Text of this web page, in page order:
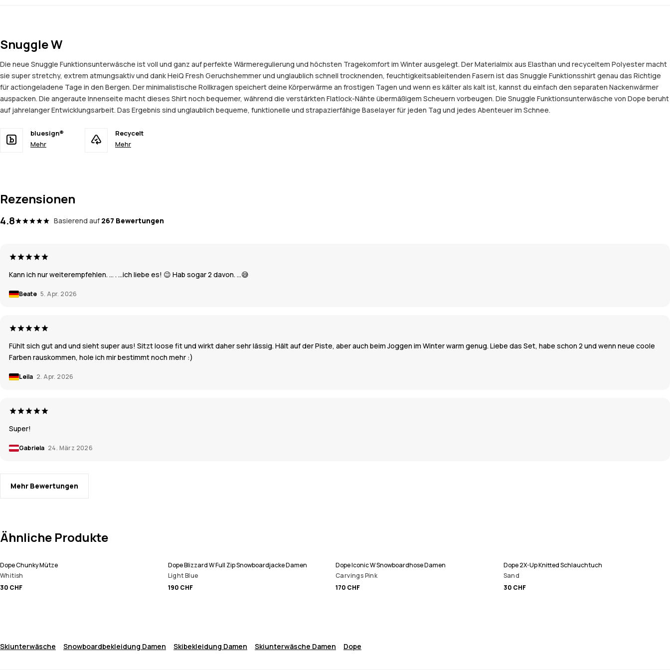
Snuggle W
Die neue Snuggle Funktionsunterwäsche ist voll und ganz auf perfekte Wärmeregulierung und höchsten Tragekomfort im Winter ausgelegt. Der Materialmix aus Elasthan und recyceltem Polyester macht
sie super stretchy, extrem atmungsaktiv und dank HeiQ Fresh Geruchshemmer und unglaublich schnell trocknenden, feuchtigkeitsableitenden Fasern ist das Snuggle Funktionsshirt genau das Richtige
für actiongeladene Tage in den Bergen. Der minimalistische Rollkragen speichert deine Körperwärme an frostigen Tagen und wenn es kälter als kalt ist, kannst du einfach den separaten Nackenwärmer
auspacken. Die angeraute Innenseite macht dieses Shirt noch bequemer, während die verstärkten Flatlock-Nähte übermäßigem Scheuern vorbeugen. Die Snuggle Funktionsunterwäsche von Dope beruht
auf jahrelanger Entwicklungsarbeit. Das Ergebnis sind unglaublich bequeme, funktionelle und strapazierfähige Baselayer für jeden Tag und jedes Abenteuer im Schnee.
bluesign®
Mehr
Recycelt
Mehr
Rezensionen
4.8 Basierend auf 267 Bewertungen
Kann ich nur weiterempfehlen. … . …ich liebe es! 😉 Hab sogar 2 davon. …😅
Beate 5. Apr. 2026
Fühlt sich gut and und sieht super aus! Sitzt loose fit und wirkt daher sehr lässig. Hält auf der Piste, aber auch beim Joggen im Winter warm genug. Liebe das Set, habe schon 2 und wenn neue coole
Farben rauskommen, hole ich mir bestimmt noch mehr :)
Leila 2. Apr. 2026
Super!
Gabriela 24. März 2026
Mehr Bewertungen
Ähnliche Produkte
Dope Chunky Mütze
Whitish
30 CHF
Dope Blizzard W Full Zip Snowboardjacke Damen
Light Blue
190 CHF
Dope Iconic W Snowboardhose Damen
Carvings Pink
170 CHF
Dope 2X-Up Knitted Schlauchtuch
Sand
30 CHF
Skiunterwäsche Snowboardbekleidung Damen Skibekleidung Damen Skiunterwäsche Damen Dope